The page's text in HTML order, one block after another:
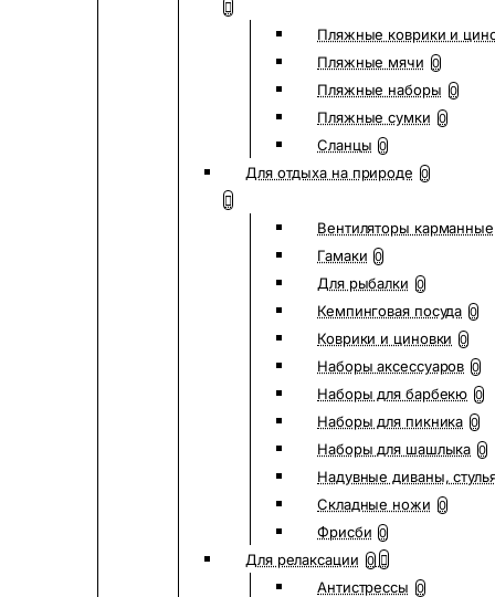
Пляжные коврики и
Пляжные мячи 0
Пляжные наборы 0
Пляжные сумки 0
Сланцы 0
Для отдыха на природе 0
Вентиляторы карманные
Гамаки 0
Для рыбалки 0
Кемпинговая посуда 0
Коврики и циновки 0
Наборы аксессуаров 0
Наборы для барбекю 0
Наборы для пикника 0
Наборы для шашлыка 0
Надувные диваны,
Складные ножи 0
Фрисби 0
Для релаксации 0
Антистрессы 0